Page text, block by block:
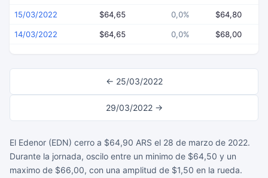
15/03/2022 $64,65 0,0% $64,80
14/03/2022 $64,65 0,0% $68,00
← 25/03/2022
29/03/2022 →
El Edenor (EDN) cerro a $64,90 ARS el 28 de marzo de 2022.
Durante la jornada, oscilo entre un minimo de $64,50 y un
maximo de $66,00, con una amplitud de $1,50 en la rueda.